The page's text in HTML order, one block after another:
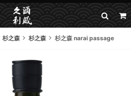
杉之森 杉之森 杉之森 narai passage